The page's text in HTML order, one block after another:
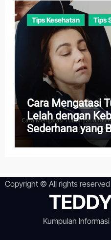
Tips Kesehatan Tips
Cara Mengatasi
Lelah dengan
Sederhana yang
Copyright © All rights reserved
Kumpulan